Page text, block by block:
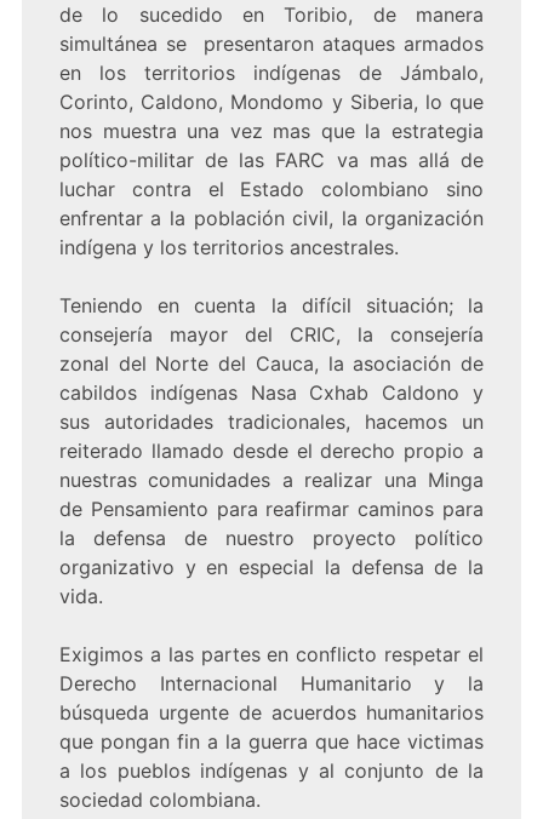
de lo sucedido en Toribio, de manera
simultánea se presentaron ataques armados
en los territorios indígenas de Jámbalo,
Corinto, Caldono, Mondomo y Siberia, lo que
nos muestra una vez mas que la estrategia
político-militar de las FARC va mas allá de
luchar contra el Estado colombiano sino
enfrentar a la población civil, la organización
indígena y los territorios ancestrales.
Teniendo en cuenta la difícil situación; la
consejería mayor del CRIC, la consejería
zonal del Norte del Cauca, la asociación de
cabildos indígenas Nasa Cxhab Caldono y
sus autoridades tradicionales, hacemos un
reiterado llamado desde el derecho propio a
nuestras comunidades a realizar una Minga
de Pensamiento para reafirmar caminos para
la defensa de nuestro proyecto político
organizativo y en especial la defensa de la
vida.
Exigimos a las partes en conflicto respetar el
Derecho Internacional Humanitario y la
búsqueda urgente de acuerdos humanitarios
que pongan fin a la guerra que hace victimas
a los pueblos indígenas y al conjunto de la
sociedad colombiana.